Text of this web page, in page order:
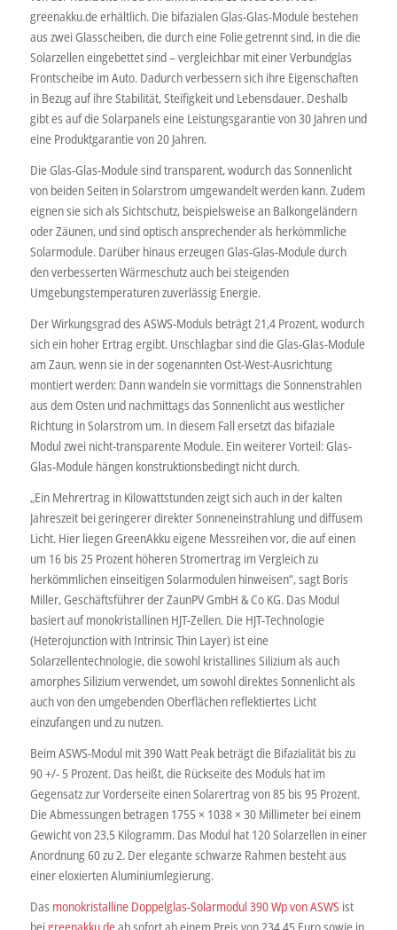
greenakku.de erhältlich. Die bifazialen Glas-Glas-Module bestehen
aus zwei Glasscheiben, die durch eine Folie getrennt sind, in die die
Solarzellen eingebettet sind – vergleichbar mit einer Verbundglas
Frontscheibe im Auto. Dadurch verbessern sich ihre Eigenschaften
in Bezug auf ihre Stabilität, Steifigkeit und Lebensdauer. Deshalb
gibt es auf die Solarpanels eine Leistungsgarantie von 30 Jahren und
eine Produktgarantie von 20 Jahren.
Die Glas-Glas-Module sind transparent, wodurch das Sonnenlicht
von beiden Seiten in Solarstrom umgewandelt werden kann. Zudem
eignen sie sich als Sichtschutz, beispielsweise an Balkongeländern
oder Zäunen, und sind optisch ansprechender als herkömmliche
Solarmodule. Darüber hinaus erzeugen Glas-Glas-Module durch
den verbesserten Wärmeschutz auch bei steigenden
Umgebungstemperaturen zuverlässig Energie.
Der Wirkungsgrad des ASWS-Moduls beträgt 21,4 Prozent, wodurch
sich ein hoher Ertrag ergibt. Unschlagbar sind die Glas-Glas-Module
am Zaun, wenn sie in der sogenannten Ost-West-Ausrichtung
montiert werden: Dann wandeln sie vormittags die Sonnenstrahlen
aus dem Osten und nachmittags das Sonnenlicht aus westlicher
Richtung in Solarstrom um. In diesem Fall ersetzt das bifaziale
Modul zwei nicht-transparente Module. Ein weiterer Vorteil: Glas-
Glas-Module hängen konstruktionsbedingt nicht durch.
„Ein Mehrertrag in Kilowattstunden zeigt sich auch in der kalten
Jahreszeit bei geringerer direkter Sonneneinstrahlung und diffusem
Licht. Hier liegen GreenAkku eigene Messreihen vor, die auf einen
um 16 bis 25 Prozent höheren Stromertrag im Vergleich zu
herkömmlichen einseitigen Solarmodulen hinweisen“, sagt Boris
Miller, Geschäftsführer der ZaunPV GmbH & Co KG. Das Modul
basiert auf monokristallinen HJT-Zellen. Die HJT-Technologie
(Heterojunction with Intrinsic Thin Layer) ist eine
Solarzellentechnologie, die sowohl kristallines Silizium als auch
amorphes Silizium verwendet, um sowohl direktes Sonnenlicht als
auch von den umgebenden Oberflächen reflektiertes Licht
einzufangen und zu nutzen.
Beim ASWS-Modul mit 390 Watt Peak beträgt die Bifazialität bis zu
90 +/- 5 Prozent. Das heißt, die Rückseite des Moduls hat im
Gegensatz zur Vorderseite einen Solarertrag von 85 bis 95 Prozent.
Die Abmessungen betragen 1755 × 1038 × 30 Millimeter bei einem
Gewicht von 23,5 Kilogramm. Das Modul hat 120 Solarzellen in einer
Anordnung 60 zu 2. Der elegante schwarze Rahmen besteht aus
einer eloxierten Aluminiumlegierung.
Das monokristalline Doppelglas-Solarmodul 390 Wp von ASWS ist